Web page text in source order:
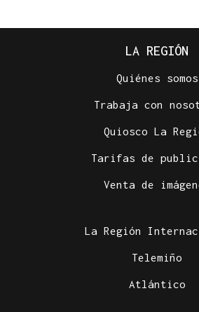
LA REGIÓN
Quiénes somos
Trabaja con
Quiosco La
Tarifas de
Venta de
La Región
Telemiño
Atlántico